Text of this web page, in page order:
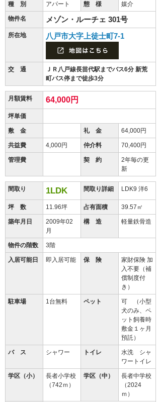
種 別 アパート 態 様 媒介
物件名 メゾン・ルーチェ 301号
所在地 八戸市大字上徒士町7-1
交 通
ＪＲ八戸線長苗代駅までバス6分 新荒
町バス停まで徒歩3分
月額賃料 64,000円
坪単価
敷 金 礼 金 64,000円
共益費 4,000円 仲介料 70,400円
管理費 契 約
2年毎の更
新
間取り 1LDK 間取り詳細 LDK9 洋6
坪 数 11.96坪 占有面積 39.57㎡
築年月日
2009年02
月
構 造 軽量鉄骨造
物件の階数 3階
入居可能日 即入居可能 保 険
家財保険 加
入不要（補
償制度付
き）
駐車場 1台無料 ペット
可 （小型
犬のみ、ペ
ット飼養時
敷金１ヶ月
預託）
バ ス シャワー トイレ
水洗 シャ
ワートイレ
学区（小）
長者小学校
（742ｍ）
学区（中）
長者中学校
（2024
ｍ）